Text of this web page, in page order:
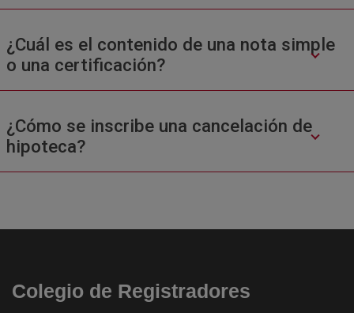
¿Cuál es el contenido de una nota simple
o una certificación?
¿Cómo se inscribe una cancelación de
hipoteca?
Colegio de Registradores